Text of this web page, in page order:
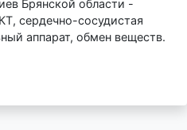
Брянской области -
сердечно-сосудистая
аппарат, обмен веществ.